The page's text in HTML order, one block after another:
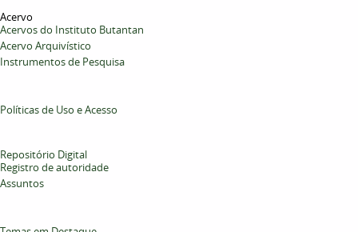
Acervo
Acervos do Instituto Butantan
Acervo Arquivístico
Instrumentos de Pesquisa
Políticas de Uso e Acesso
Repositório Digital
Registro de autoridade
Assuntos